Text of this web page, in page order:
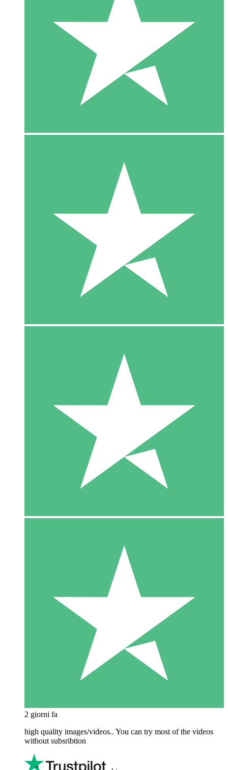
2 giorni fa
high quality images/videos.. You can try most of the videos
without subsribtion